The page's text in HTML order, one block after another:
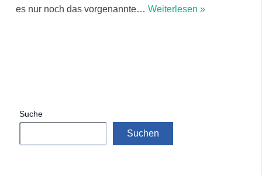
es nur noch das vorgenannte… Weiterlesen »
Suche
Suchen